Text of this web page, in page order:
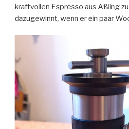
kraftvollen Espresso aus Aßling
dazugewinnt, wenn er ein paar